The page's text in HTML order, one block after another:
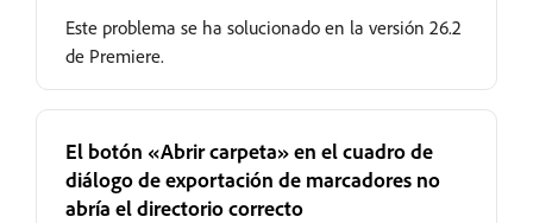
Este problema se ha solucionado en la versión 26.2
de Premiere.
El botón «Abrir carpeta» en el cuadro de
diálogo de exportación de marcadores no
abría el directorio correcto